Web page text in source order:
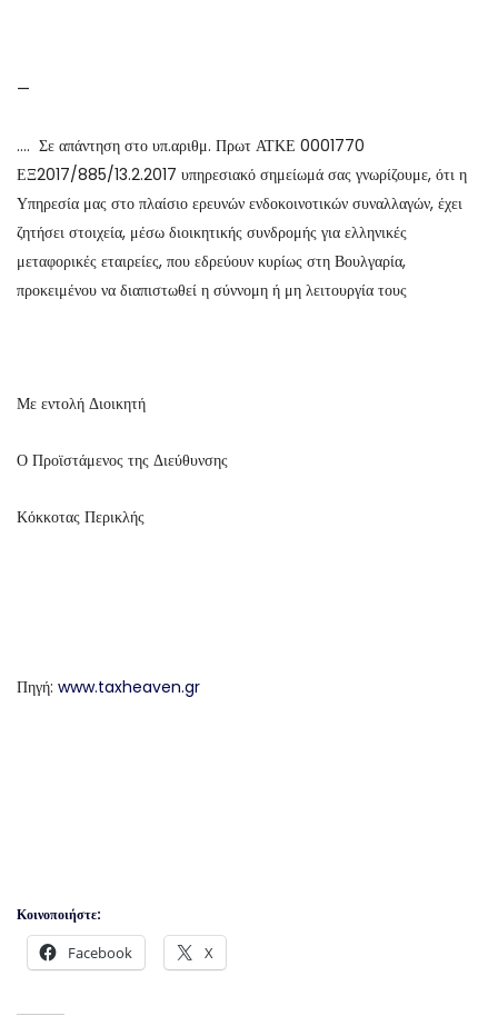
—
…. Σε απάντηση στο υπ.αριθμ. Πρωτ ΑΤΚΕ 0001770
ΕΞ2017/885/13.2.2017 υπηρεσιακό σημείωμά σας γνωρίζουμε, ότι η
Υπηρεσία μας στο πλαίσιο ερευνών ενδοκοινοτικών συναλλαγών, έχει
ζητήσει στοιχεία, μέσω διοικητικής συνδρομής για ελληνικές
μεταφορικές εταιρείες, που εδρεύουν κυρίως στη Βουλγαρία,
προκειμένου να διαπιστωθεί η σύννομη ή μη λειτουργία τους
Με εντολή Διοικητή
Ο Προϊστάμενος της Διεύθυνσης
Κόκκοτας Περικλής
Πηγή: www.taxheaven.gr
Κοινοποιήστε:
Facebook X